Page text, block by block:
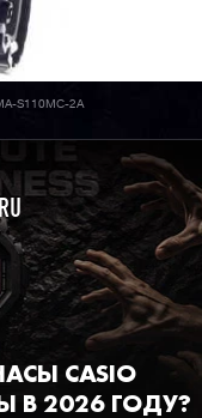
S110MC-2A
CASIO
В 2026 ГОДУ?